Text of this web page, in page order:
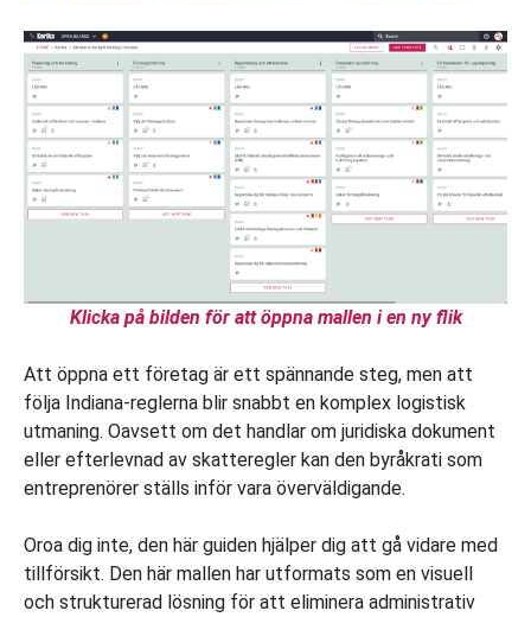
Klicka på bilden för att öppna mallen i en ny flik
Att öppna ett företag är ett spännande steg, men att
följa Indiana-reglerna blir snabbt en komplex logistisk
utmaning. Oavsett om det handlar om juridiska dokument
eller efterlevnad av skatteregler kan den byråkrati som
entreprenörer ställs inför vara överväldigande.
Oroa dig inte, den här guiden hjälper dig att gå vidare med
tillförsikt. Den här mallen har utformats som en visuell
och strukturerad lösning för att eliminera administrativ